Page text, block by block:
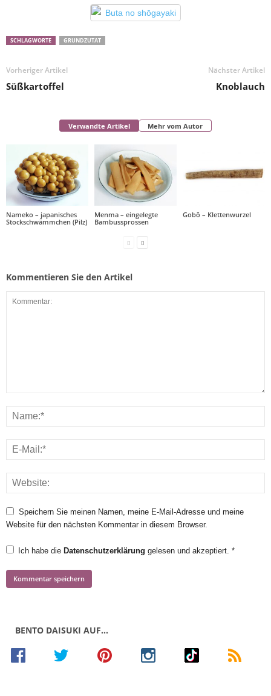
SCHLAGWORTE GRUNDZUTAT
Vorheriger Artikel
Süßkartoffel
Nächster Artikel
Knoblauch
Verwandte Artikel Mehr vom Autor
Nameko – japanisches
Stockschwämmchen (Pilz)
Menma – eingelegte
Bambussprossen
Gobō – Klettenwurzel
Kommentieren Sie den Artikel
Speichern Sie meinen Namen, meine E-Mail-Adresse und meine
Website für den nächsten Kommentar in diesem Browser.
Ich habe die Datenschutzerklärung gelesen und akzeptiert. *
BENTO DAISUKI AUF…